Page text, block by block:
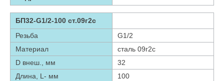
БП32-G1/2-100 ст.09г2с
Резьба
G1/2
Материал
сталь 09г2с
D внеш., мм
32
Длина, L- мм
100